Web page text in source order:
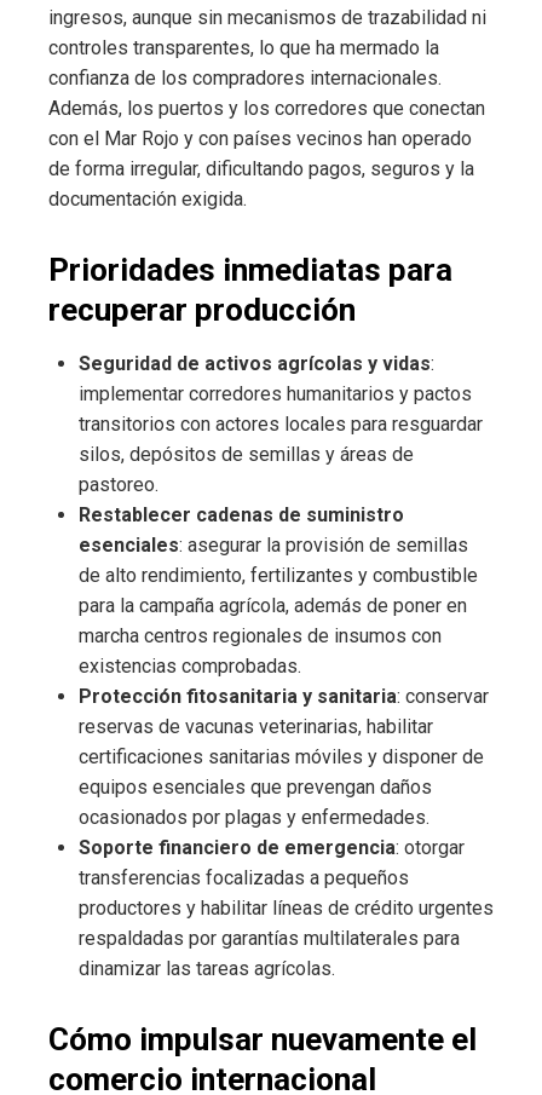
ingresos, aunque sin mecanismos de trazabilidad ni
controles transparentes, lo que ha mermado la
confianza de los compradores internacionales.
Además, los puertos y los corredores que conectan
con el Mar Rojo y con países vecinos han operado
de forma irregular, dificultando pagos, seguros y la
documentación exigida.
Prioridades inmediatas para
recuperar producción
Seguridad de activos agrícolas y vidas:
implementar corredores humanitarios y pactos
transitorios con actores locales para resguardar
silos, depósitos de semillas y áreas de
pastoreo.
Restablecer cadenas de suministro
esenciales: asegurar la provisión de semillas
de alto rendimiento, fertilizantes y combustible
para la campaña agrícola, además de poner en
marcha centros regionales de insumos con
existencias comprobadas.
Protección fitosanitaria y sanitaria: conservar
reservas de vacunas veterinarias, habilitar
certificaciones sanitarias móviles y disponer de
equipos esenciales que prevengan daños
ocasionados por plagas y enfermedades.
Soporte financiero de emergencia: otorgar
transferencias focalizadas a pequeños
productores y habilitar líneas de crédito urgentes
respaldadas por garantías multilaterales para
dinamizar las tareas agrícolas.
Cómo impulsar nuevamente el
comercio internacional